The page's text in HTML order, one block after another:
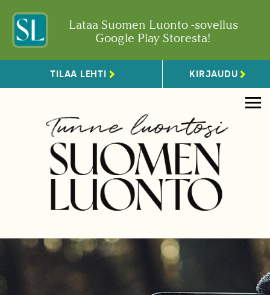
Lataa Suomen Luonto -sovellus
Google Play Storesta!
TILAA LEHTI KIRJAUDU